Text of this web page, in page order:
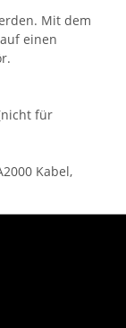
Mit dem
einen
für
Kabel,